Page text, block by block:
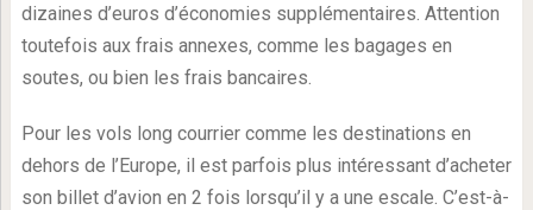
dizaines d’euros d’économies supplémentaires. Attention
toutefois aux frais annexes, comme les bagages en
soutes, ou bien les frais bancaires.
Pour les vols long courrier comme les destinations en
dehors de l’Europe, il est parfois plus intéressant d’acheter
son billet d’avion en 2 fois lorsqu’il y a une escale. C’est-à-